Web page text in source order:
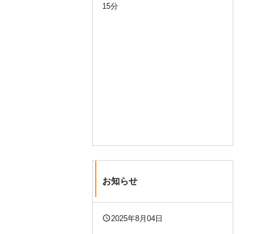
15分
お知らせ
query_builder2025年8月04日